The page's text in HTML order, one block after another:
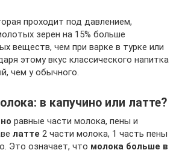
проходит под давлением,
зерен на 15% больше
веществ, чем при варке в турке или
этому вкус классического напитка
чем у обычного.
в капучино или латте?
равные части молока, пены и
латте 2 части молока, 1 часть пены
Это означает, что молока больше в